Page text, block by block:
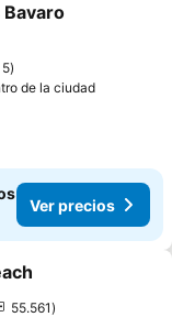
5
de la ciudad
Ver precios
55.561